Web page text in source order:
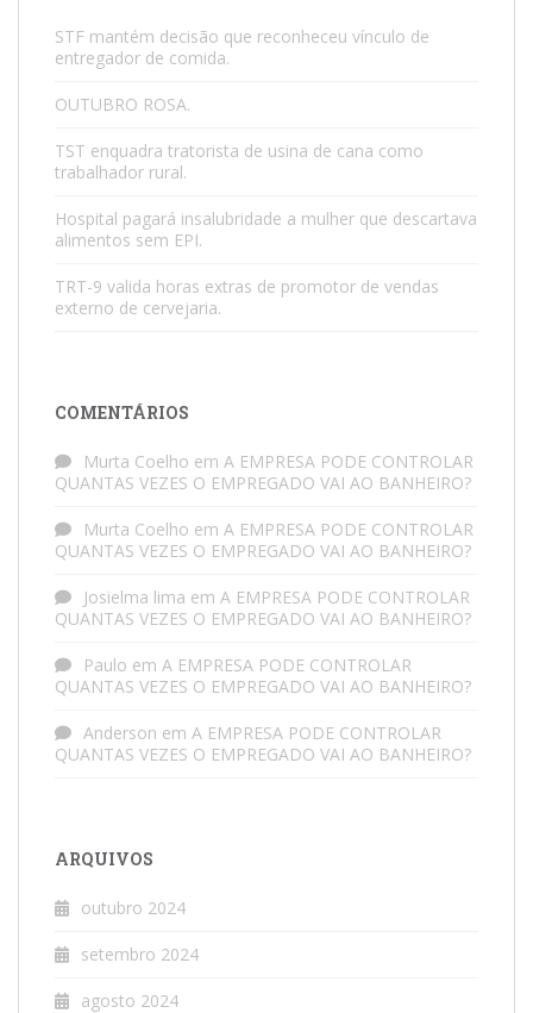
STF mantém decisão que reconheceu vínculo de
entregador de comida.
OUTUBRO ROSA.
TST enquadra tratorista de usina de cana como
trabalhador rural.
Hospital pagará insalubridade a mulher que descartava
alimentos sem EPI.
TRT-9 valida horas extras de promotor de vendas
externo de cervejaria.
COMENTÁRIOS
Murta Coelho em A EMPRESA PODE CONTROLAR
QUANTAS VEZES O EMPREGADO VAI AO BANHEIRO?
Murta Coelho em A EMPRESA PODE CONTROLAR
QUANTAS VEZES O EMPREGADO VAI AO BANHEIRO?
Josielma lima em A EMPRESA PODE CONTROLAR
QUANTAS VEZES O EMPREGADO VAI AO BANHEIRO?
Paulo em A EMPRESA PODE CONTROLAR
QUANTAS VEZES O EMPREGADO VAI AO BANHEIRO?
Anderson em A EMPRESA PODE CONTROLAR
QUANTAS VEZES O EMPREGADO VAI AO BANHEIRO?
ARQUIVOS
outubro 2024
setembro 2024
agosto 2024